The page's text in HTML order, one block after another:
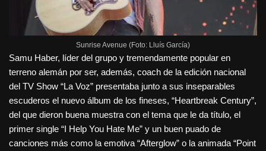
Sunrise Avenue (Foto: Lluís García)
Samu Haber, líder del grupo y tremendamente popular en
terreno alemán por ser, además, coach de la edición nacional
del TV Show “La Voz” presentaba junto a sus inseparables
escuderos el nuevo álbum de los fineses, “Heartbreak Century”,
del que dieron buena muestra con el tema que le da título, el
primer single “I Help You Hate Me” y un buen puado de
canciones más como la emotiva “Afterglow” o la animada “Point